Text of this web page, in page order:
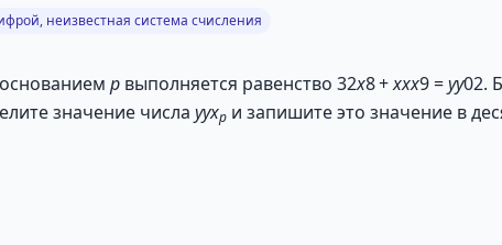
неизвестная система счисления
p выполняется равенство 32x8+xxx9 =yy02.
значение числа yyxp и запишите это значение в